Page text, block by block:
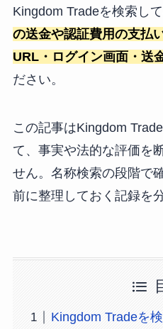
Kingdom Tradeを検索し
の送金や認証費用の支払
URL・ログイン画面・送
ださい。
この記事はKingdom
て、事実や法的な評価を
せん。名称検索の段階で
前に整理しておく記録を
Kingdom Tradeを